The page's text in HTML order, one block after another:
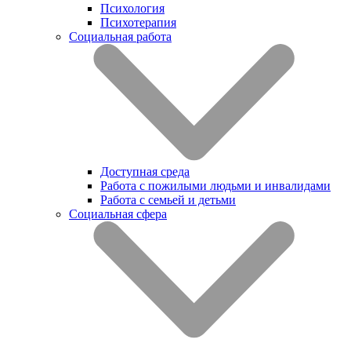
Психология
Психотерапия
Социальная работа
Доступная среда
Работа с пожилыми людьми и инвалидами
Работа с семьей и детьми
Социальная сфера